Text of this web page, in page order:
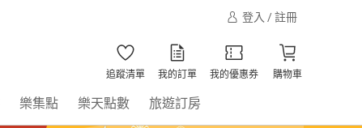
登入 / 註冊
追蹤清單 我的訂單 我的優惠券 購物車
樂集點 樂天點數 旅遊訂房